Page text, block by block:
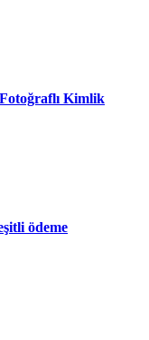
Kimlik
ödeme